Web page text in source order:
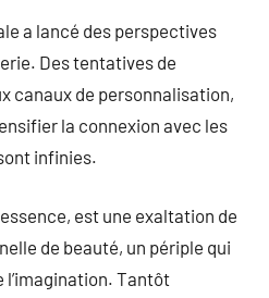
a lancé des perspectives
Des tentatives de
canaux de personnalisation,
la connexion avec les
infinies.
est une exaltation de
de beauté, un périple qui
l’imagination. Tantôt